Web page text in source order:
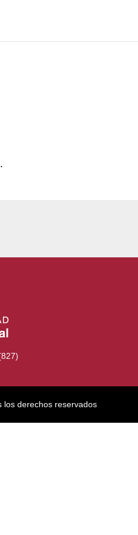
los derechos reservados